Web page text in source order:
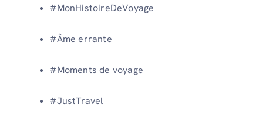
#MonHistoireDeVoyage
#Âme errante
#Moments de voyage
#JustTravel